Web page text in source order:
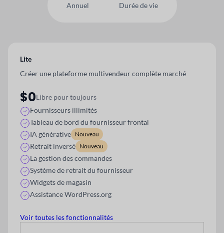
Annuel Durée de vie
Lite
Créer une plateforme multivendeur complète marché
$0Libre pour toujours
Fournisseurs illimités
Tableau de bord du fournisseur frontal
IA générative Nouveau
Retrait inversé Nouveau
La gestion des commandes
Système de retrait du fournisseur
Widgets de magasin
Assistance WordPress.org
Voir toutes les fonctionnalités